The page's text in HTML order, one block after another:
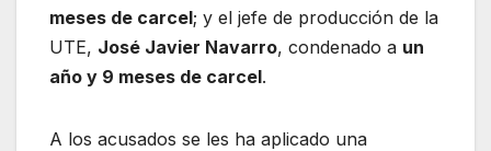
meses de carcel; y el jefe de producción de la
UTE, José Javier Navarro, condenado a un
año y 9 meses de carcel.
A los acusados se les ha aplicado una